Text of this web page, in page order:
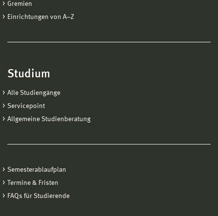
Gremien
Einrichtungen von A−Z
Studium
Alle Studiengänge
Servicepoint
Allgemeine Studienberatung
Semesterablaufplan
Termine & Fristen
FAQs für Studierende